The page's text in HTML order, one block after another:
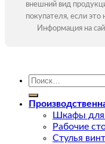
внешний вид
покупателя, если это
Информация на
Искать:
Шкафы для
Рабочие
Стулья